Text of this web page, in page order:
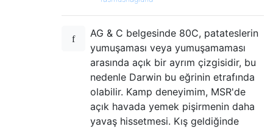
AG & C belgesinde 80C, patateslerin
yumuşaması veya yumuşamaması
arasında açık bir ayrım çizgisidir, bu
nedenle Darwin bu eğrinin etrafında
olabilir. Kamp deneyimim, MSR'de
açık havada yemek pişirmenin daha
yavaş hissetmesi. Kış geldiğinde